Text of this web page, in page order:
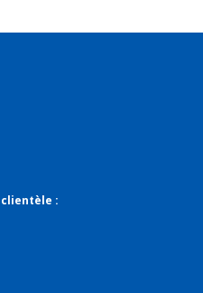
en trois dimensions.
que les atistes peuvent
préféré pour contrôler le
musiques récentes ont été
ces outils inédits sur la
libre!
: